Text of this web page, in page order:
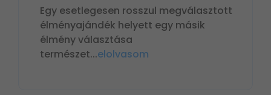
Egy esetlegesen rosszul megválasztott
élményajándék helyett egy másik
élmény választása
természet...elolvasom